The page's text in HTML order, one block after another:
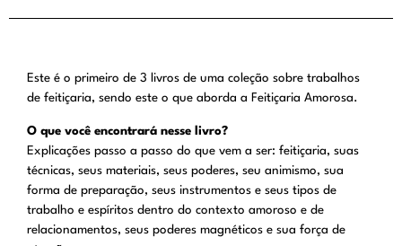
Este é o primeiro de 3 livros de uma coleção sobre trabalhos
de feitiçaria, sendo este o que aborda a Feitiçaria Amorosa.
O que você encontrará nesse livro?
Explicações passo a passo do que vem a ser: feitiçaria, suas
técnicas, seus materiais, seus poderes, seu animismo, sua
forma de preparação, seus instrumentos e seus tipos de
trabalho e espíritos dentro do contexto amoroso e de
relacionamentos, seus poderes magnéticos e sua força de